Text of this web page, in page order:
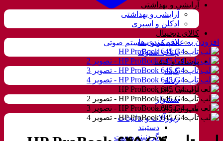
آرایشی و بهداشتی
آرایشی و بهداشتی
ادکلن و اسپری
کالای دیجیتال
اسپیکر و سیستم صوتی
لپتاب استوک
پوشاک و کیف
کیف
زنانه
آرایشی برقی
سشوار
مد و زیورآلات
زیورآلات و بدلیجات
دستبند
گردنبند و ست
افزودن به علاقه مندی ها